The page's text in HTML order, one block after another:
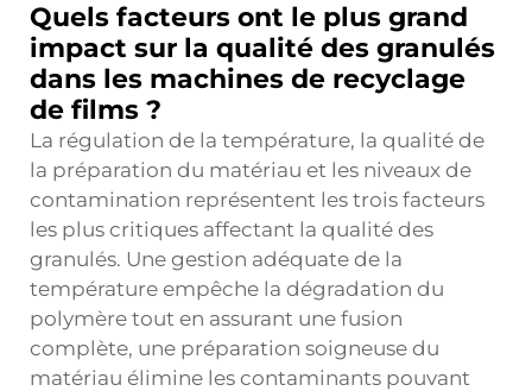
Quels facteurs ont le plus grand
impact sur la qualité des granulés
dans les machines de recyclage
de films ?
La régulation de la température, la qualité de
la préparation du matériau et les niveaux de
contamination représentent les trois facteurs
les plus critiques affectant la qualité des
granulés. Une gestion adéquate de la
température empêche la dégradation du
polymère tout en assurant une fusion
complète, une préparation soigneuse du
matériau élimine les contaminants pouvant